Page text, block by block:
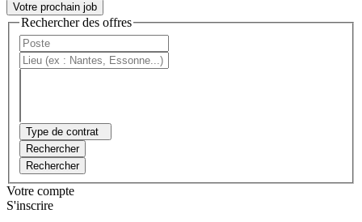
Votre prochain job
Rechercher des offres
Type de contrat
Rechercher
Rechercher
Votre compte
S'inscrire